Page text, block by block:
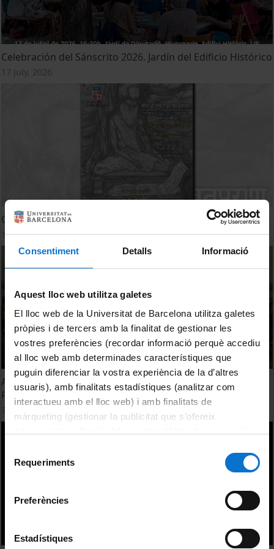
Consentiment Detalls Informació
Aquest lloc web utilitza galetes
El lloc web de la Universitat de Barcelona utilitza galetes
pròpies i de tercers amb la finalitat de gestionar les
vostres preferències (recordar informació perquè accediu
al lloc web amb determinades característiques que
puguin diferenciar la vostra experiència de la d’altres
usuaris), amb finalitats estadístiques (analitzar com
interactueu amb el lloc web) i amb finalitats de
màrqueting (gestionar la publicitat que s’ofereix
consultar laPolítica de galetes del lloc web de la
Requeriments
Preferències
Estadístiques
Celebración del Sánscrito 2026. Jardín del Edificio Histórico
17 July, 2026
Conferencia del sánscrito 2026
17 July, 2026
Acte de lliurament dels Premis UB-TDR (Treballs de
Recerca de Batxillerat). Edició 2026
7 July, 2026